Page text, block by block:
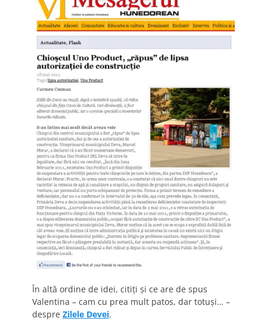
În altă ordine de idei, citiţi şi ce are de spus
Valentina – cam cu prea mult patos, dar totuşi… –
despre Zilele Devei.